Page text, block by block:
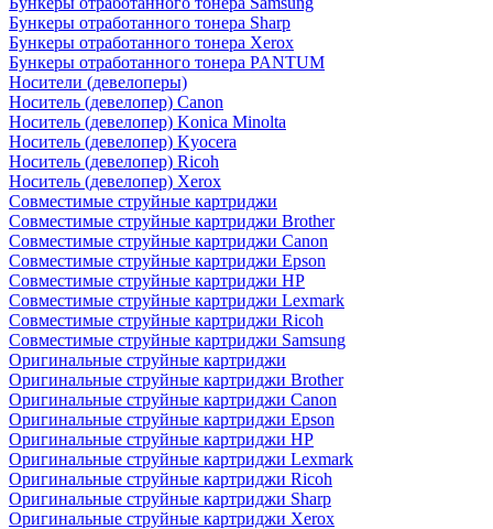
Бункеры отработанного тонера Sharp
Бункеры отработанного тонера Xerox
Бункеры отработанного тонера PANTUM
Носители (девелоперы)
Носитель (девелопер) Canon
Носитель (девелопер) Konica Minolta
Носитель (девелопер) Kyocera
Носитель (девелопер) Ricoh
Носитель (девелопер) Xerox
Совместимые струйные картриджи
Совместимые струйные картриджи Brother
Совместимые струйные картриджи Canon
Совместимые струйные картриджи Epson
Совместимые струйные картриджи HP
Совместимые струйные картриджи Lexmark
Совместимые струйные картриджи Ricoh
Совместимые струйные картриджи Samsung
Оригинальные струйные картриджи
Оригинальные струйные картриджи Brother
Оригинальные струйные картриджи Canon
Оригинальные струйные картриджи Epson
Оригинальные струйные картриджи HP
Оригинальные струйные картриджи Lexmark
Оригинальные струйные картриджи Ricoh
Оригинальные струйные картриджи Sharp
Оригинальные струйные картриджи Xerox